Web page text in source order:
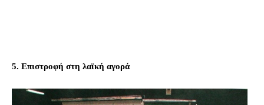
5. Επιστροφή στη λαϊκή αγορά